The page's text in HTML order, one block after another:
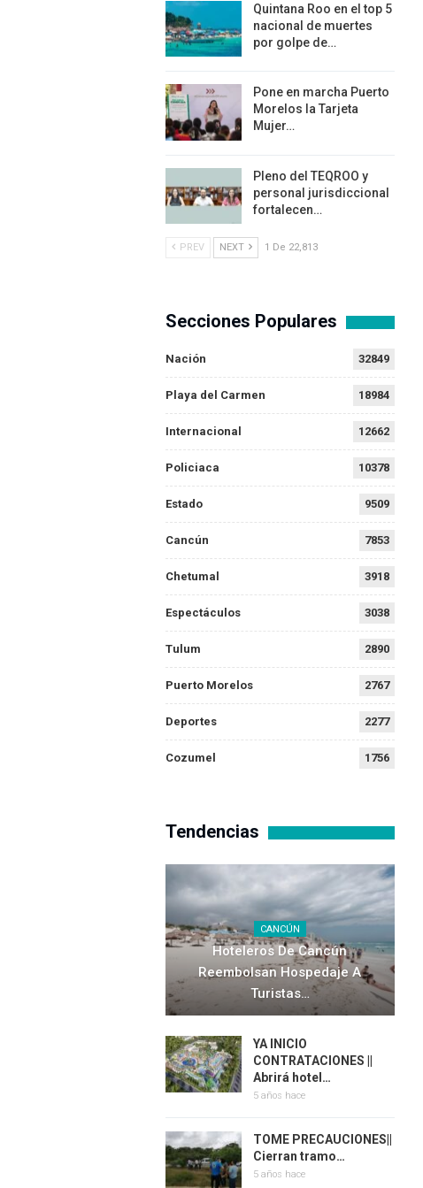
Quintana Roo en el top 5
nacional de muertes
por golpe de…
Pone en marcha Puerto
Morelos la Tarjeta
Mujer…
Pleno del TEQROO y
personal jurisdiccional
fortalecen…
PREV NEXT 1 De 22,813
Secciones Populares
Nación 32849
Playa del Carmen 18984
Internacional 12662
Policiaca 10378
Estado 9509
Cancún 7853
Chetumal 3918
Espectáculos 3038
Tulum 2890
Puerto Morelos 2767
Deportes 2277
Cozumel 1756
Tendencias
CANCÚN
Hoteleros De Cancún
Reembolsan Hospedaje A
Turistas…
YA INICIO
CONTRATACIONES ||
Abrirá hotel…
5 años hace
TOME PRECAUCIONES||
Cierran tramo…
5 años hace